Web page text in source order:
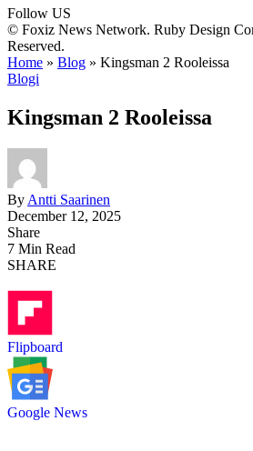
Follow US
© Foxiz News Network. Ruby Design
Reserved.
Home » Blog » Kingsman 2 Rooleissa
Blogi
Kingsman 2 Rooleissa
By Antti Saarinen
December 12, 2025
Share
7 Min Read
SHARE
Flipboard
Google News